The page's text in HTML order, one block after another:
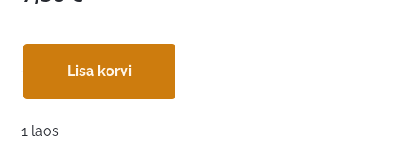
Lisa korvi
1 laos